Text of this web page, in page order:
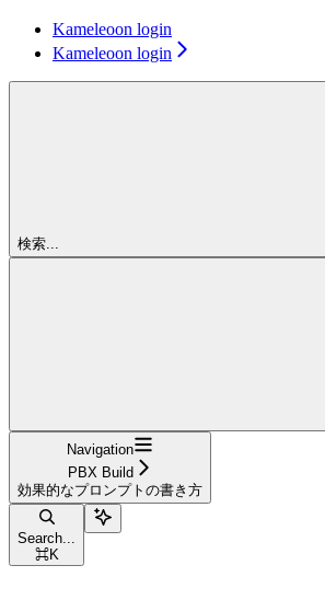
Kameleoon login
Kameleoon login
検索...
Navigation
PBX Build
効果的なプロンプトの書き方
Search...
⌘K